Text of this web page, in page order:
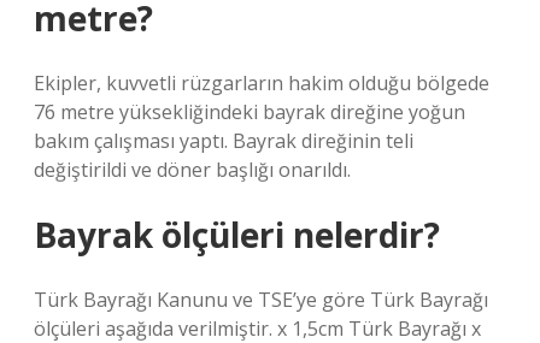
metre?
Ekipler, kuvvetli rüzgarların hakim olduğu bölgede
76 metre yüksekliğindeki bayrak direğine yoğun
bakım çalışması yaptı. Bayrak direğinin teli
değiştirildi ve döner başlığı onarıldı.
Bayrak ölçüleri nelerdir?
Türk Bayrağı Kanunu ve TSE’ye göre Türk Bayrağı
ölçüleri aşağıda verilmiştir. x 1,5cm Türk Bayrağı x